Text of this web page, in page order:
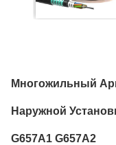
Многожильный
Наружной
G657A1 G657A2